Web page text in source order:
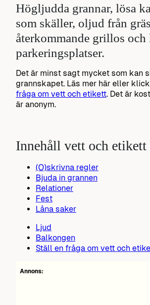
Högljudda grannar, lösa
som skäller, oljud från
återkommande grillos och
parkeringsplatser.
Det är minst sagt mycket som kan
grannskapet. Läs mer här eller
fråga om vett och etikett. Det är
är anonym.
Innehåll vett och etikett
(O)skrivna regler
Bjuda in grannen
Relationer
Fest
Låna saker
Ljud
Balkongen
Ställ en fråga om vett och
Annons: